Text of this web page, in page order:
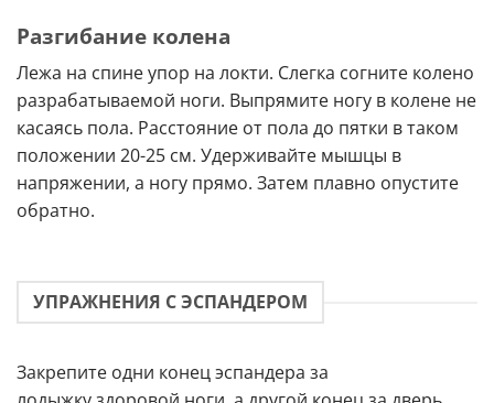
Разгибание колена
Лежа на спине упор на локти. Слегка согните колено
разрабатываемой ноги. Выпрямите ногу в колене не
касаясь пола. Расстояние от пола до пятки в таком
положении 20-25 см. Удерживайте мышцы в
напряжении, а ногу прямо. Затем плавно опустите
обратно.
УПРАЖНЕНИЯ С ЭСПАНДЕРОМ
Закрепите одни конец эспандера за